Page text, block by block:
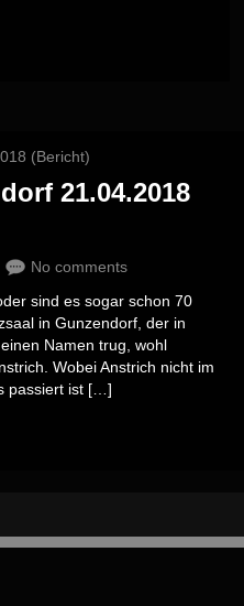
21.04.2018
No comments
sind es sogar schon 70
in Gunzendorf, der in
Namen trug, wohl
Wobei Anstrich nicht im
passiert ist […]